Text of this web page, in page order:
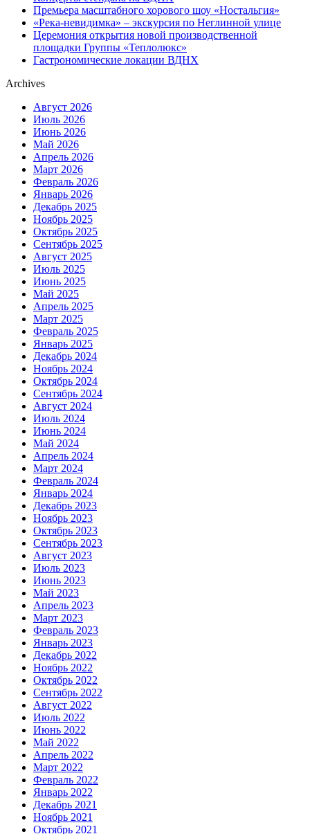
Премьера масштабного хорового шоу «Ностальгия»
«Река-невидимка» – экскурсия по Неглинной улице
Церемония открытия новой производственной
площадки Группы «Теплолюкс»
Гастрономические локации ВДНХ
Archives
Август 2026
Июль 2026
Июнь 2026
Май 2026
Апрель 2026
Март 2026
Февраль 2026
Январь 2026
Декабрь 2025
Ноябрь 2025
Октябрь 2025
Сентябрь 2025
Август 2025
Июль 2025
Июнь 2025
Май 2025
Апрель 2025
Март 2025
Февраль 2025
Январь 2025
Декабрь 2024
Ноябрь 2024
Октябрь 2024
Сентябрь 2024
Август 2024
Июль 2024
Июнь 2024
Май 2024
Апрель 2024
Март 2024
Февраль 2024
Январь 2024
Декабрь 2023
Ноябрь 2023
Октябрь 2023
Сентябрь 2023
Август 2023
Июль 2023
Июнь 2023
Май 2023
Апрель 2023
Март 2023
Февраль 2023
Январь 2023
Декабрь 2022
Ноябрь 2022
Октябрь 2022
Сентябрь 2022
Август 2022
Июль 2022
Июнь 2022
Май 2022
Апрель 2022
Март 2022
Февраль 2022
Январь 2022
Декабрь 2021
Ноябрь 2021
Октябрь 2021